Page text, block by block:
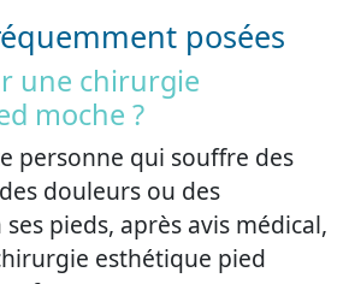
posées
une chirurgie
moche ?
personne qui souffre des
douleurs ou des
pieds, après avis médical,
esthétique pied